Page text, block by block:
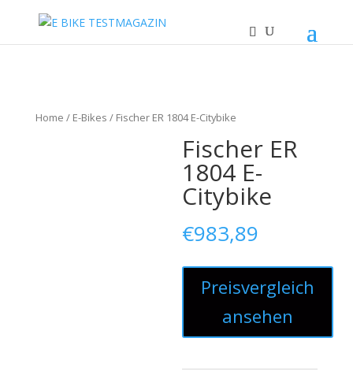
Home / E-Bikes / Fischer ER 1804 E-Citybike
Fischer ER
1804 E-
Citybike
€983,89
Preisvergleich
ansehen